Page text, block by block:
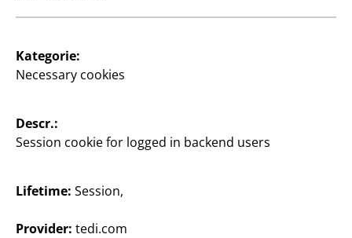
Unsere einzigartige Auswahl für den Haushalt! Ob
Küchenutensilien, die das Kochen und Backen
erleichtern, über praktische Helfer bis hin zu
Kategorie:
Necessary cookies
Descr.:
Session cookie for logged in backend users
Lifetime: Session,
Provider: tedi.com